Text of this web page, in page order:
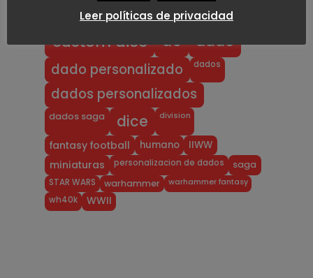
chibi bowl custom d6
custom dice d6 dado
dado personalizado dados
dados personalizados
dados saga dice division
fantasy football humano IIWW
miniaturas personalizacion de dados saga
STAR WARS warhammer warhammer fantasy
wh40k WWII
Leer políticas de privacidad